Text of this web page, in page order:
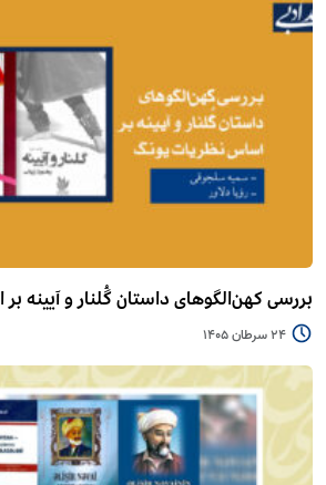
بررسی کهن‌الگوهای داستان گُلنار و آیینه
24 سرطان 1405